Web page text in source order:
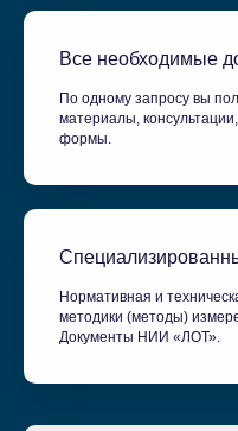
Все необходимые
По одному запросу вы
материалы,
формы.
Нормативная и
методики (методы)
Документы НИИ «ЛОТ».